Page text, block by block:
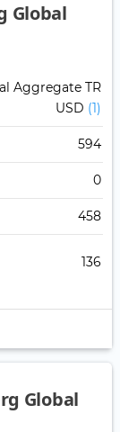
Global
Aggregate TR
USD (1)
594
0
458
136
Global